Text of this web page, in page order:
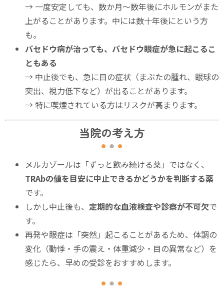
→ 一度安定しても、数か月〜数年後にホルモンがまた
上がることがあります。中には数十年後にという方
も。
バセドウ病が治っても、バセドウ眼症が急に起こるこ
ともある
→ 中止後でも、急に目の症状（まぶたの腫れ、眼球の
突出、視力低下など）が出ることがあります。
→ 特に喫煙されている方はリスクが高まります。
当院の考え方
メルカゾールは「ずっと飲み続ける薬」ではなく、
TRAbの値を目安に中止できるかどうかを判断する薬
です。
しかし中止後も、 定期的な血液検査や診察が不可欠で
す。
再発や眼症は「突然」起こることがあるため、体調の
変化（動悸・手の震え・体重減少・目の異常など）を
感じたら、早めの受診をおすすめします。